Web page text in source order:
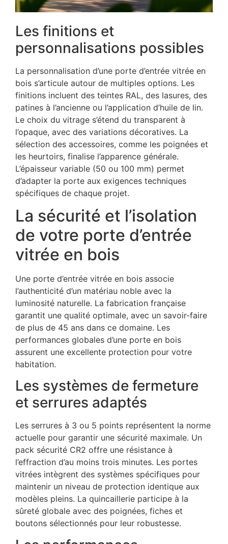
Les finitions et
personnalisations possibles
La personnalisation d’une porte d’entrée vitrée en
bois s’articule autour de multiples options. Les
finitions incluent des teintes RAL, des lasures, des
patines à l’ancienne ou l’application d’huile de lin.
Le choix du vitrage s’étend du transparent à
l’opaque, avec des variations décoratives. La
sélection des accessoires, comme les poignées et
les heurtoirs, finalise l’apparence générale.
L’épaisseur variable (50 ou 100 mm) permet
d’adapter la porte aux exigences techniques
spécifiques de chaque projet.
La sécurité et l’isolation
de votre porte d’entrée
vitrée en bois
Une porte d’entrée vitrée en bois associe
l’authenticité d’un matériau noble avec la
luminosité naturelle. La fabrication française
garantit une qualité optimale, avec un savoir-faire
de plus de 45 ans dans ce domaine. Les
performances globales d’une porte en bois
assurent une excellente protection pour votre
habitation.
Les systèmes de fermeture
et serrures adaptés
Les serrures à 3 ou 5 points représentent la norme
actuelle pour garantir une sécurité maximale. Un
pack sécurité CR2 offre une résistance à
l’effraction d’au moins trois minutes. Les portes
vitrées intègrent des systèmes spécifiques pour
maintenir un niveau de protection identique aux
modèles pleins. La quincaillerie participe à la
sûreté globale avec des poignées, fiches et
boutons sélectionnés pour leur robustesse.